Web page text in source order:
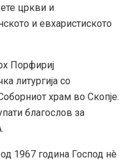
цркви и
и евхаристиското
Порфириј
литургија со
храм во Скопје.
благослов за
1967 година Господ нè